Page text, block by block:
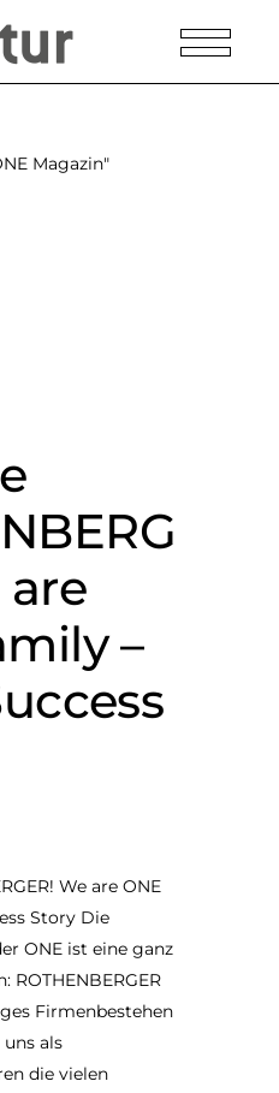
Magazin"
are
–
We are ONE
Story Die
ONE ist eine ganz
ROTHENBERGER
Firmenbestehen
als
die vielen